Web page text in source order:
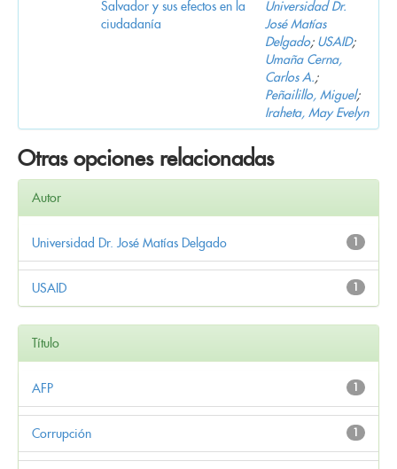
Salvador y sus efectos en la
ciudadanía
Universidad Dr.
José Matías
Delgado; USAID;
Umaña Cerna,
Carlos A.;
Peñailillo, Miguel;
Iraheta, May Evelyn
Otras opciones relacionadas
Autor
1
Universidad Dr. José Matías Delgado
1
USAID
Título
1
AFP
1
Corrupción